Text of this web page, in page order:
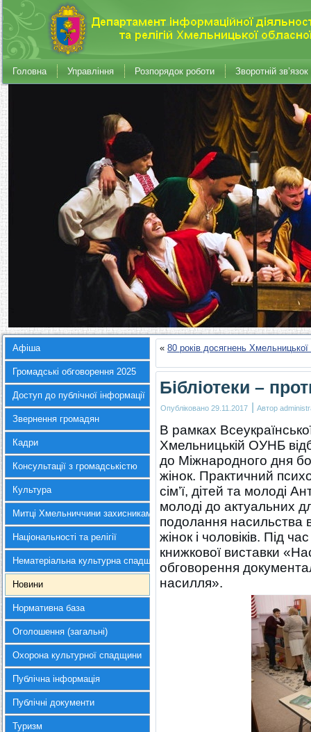
Головна Управління Розпорядок роботи Зворотній зв’язок
Афіша
Громадські обговорення 2025
Доступ до публічної інформації
Звернення громадян
Кадри
Консультації з громадськістю
Культура
Митці Хмельниччини захисникам України
Національності та релігії
Нематеріальна культурна спадщина
Новини
Нормативна база
Оголошення (загальні)
Охорона культурної спадщини
Публічна інформація
Публічні документи
Туризм
« 80 років досягнень Хмельницької
Бібліотеки –
Опубліковано 29.11.2017 | Автор
В рамках
Хмельницькій ОУНБ
до Міжнародного дня
жінок. Практичний
сім’ї, дітей та молоді
молоді до актуальних
подолання насильства
жінок і чоловіків. Під
книжкової виставки
обговорення
насилля».